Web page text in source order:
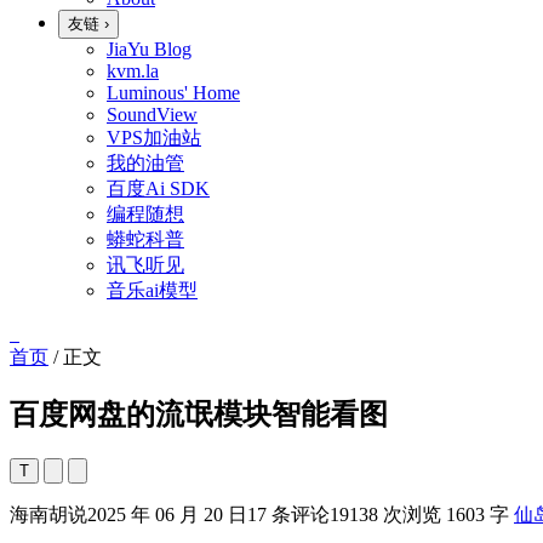
友链 ›
JiaYu Blog
kvm.la
Luminous' Home
SoundView
VPS加油站
我的油管
百度Ai SDK
编程随想
蟒蛇科普
讯飞听见
音乐ai模型
首页 / 正文
百度网盘的流氓模块智能看图
T
海南胡说2025 年 06 月 20 日 17 条评论19138 次浏览 1603 字 仙